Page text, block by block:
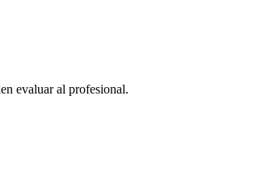
evaluar al profesional.